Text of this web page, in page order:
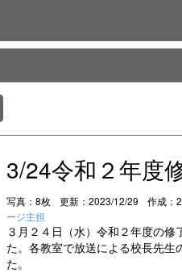
3/24令和２年度
写真：8枚 更新：2023/12/29 作成：
ージ主担
３月２４日（水）令和２年度の修
た。各教室で放送による校長先生
た。